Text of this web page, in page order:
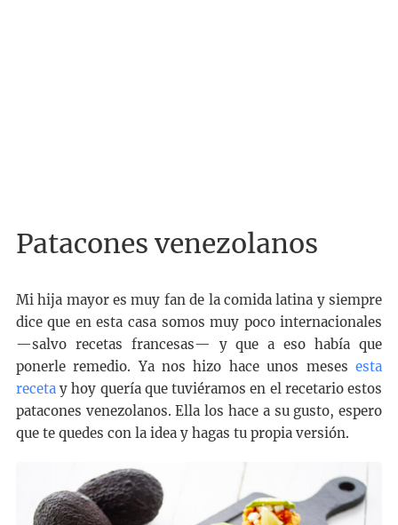
Patacones venezolanos
Mi hija mayor es muy fan de la comida latina y siempre
dice que en esta casa somos muy poco internacionales
—salvo recetas francesas— y que a eso había que
ponerle remedio. Ya nos hizo hace unos mesesesta
recetay hoy quería que tuviéramos en el recetario estos
patacones venezolanos. Ella los hace a su gusto, espero
que te quedes con la idea y hagas tu propia versión.